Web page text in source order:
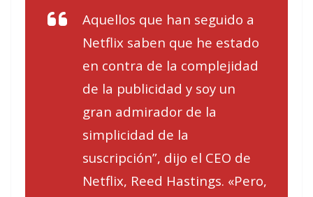
Aquellos que han seguido a
Netflix saben que he estado
en contra de la complejidad
de la publicidad y soy un
gran admirador de la
simplicidad de la
suscripción”, dijo el CEO de
Netflix, Reed Hastings. «Pero,